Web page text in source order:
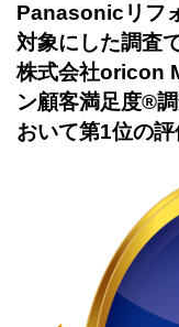
Panasonicリフ
対象にした調査
株式会社oricon
ン顧客満足度®
おいて第1位の評